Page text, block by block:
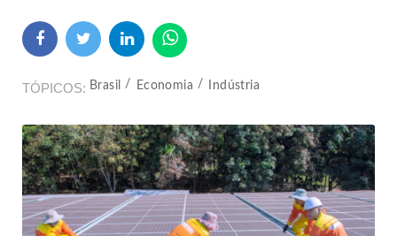
TÓPICOS Brasil Economia Indústria